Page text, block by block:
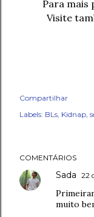
Para mais
Visite
Compartilhar
Labels: BLs Kidnap
COMENTÁRIOS
Sada 22
muito